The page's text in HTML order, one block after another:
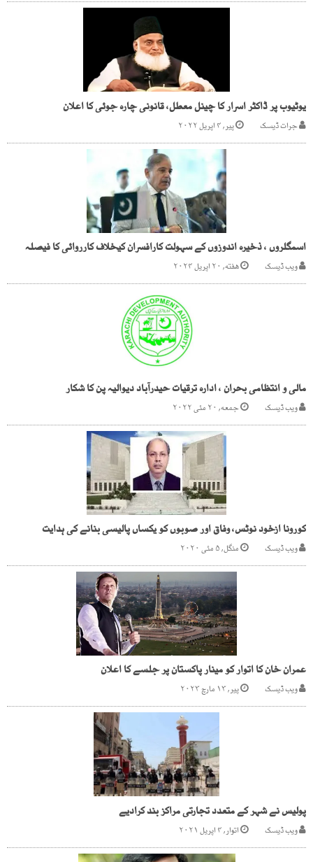
یوٹیوب پر ڈاکٹر اسرار کا چینل معطل، قانونی چارہ جوئی کا اعلان
جرات ڈیسک پیر, ۴ اپریل ۲۰۲۲
اسمگلروں ، ذخیرہ اندوزوں کے سہولت کارافسران کیخلاف کارروائی کا فیصلہ
ویب ڈیسک هفته, ۲۰ اپریل ۲۰۲۴
مالی و انتظامی بحران ، ادارہ ترقیات حیدرآباد دیوالیہ پن کا شکار
ویب ڈیسک جمعه, ۲۰ مئی ۲۰۲۲
کورونا ازخود نوٹس، وفاق اور صوبوں کو یکساں پالیسی بنانے کی ہدایت
ویب ڈیسک منگل, ۵ مئی ۲۰۲۰
عمران خان کا اتوار کو مینار پاکستان پر جلسے کا اعلان
ویب ڈیسک پیر, ۱۳ مارچ ۲۰۲۳
پولیس نے شہر کے متعدد تجارتی مراکز بند کرادیے
ویب ڈیسک اتوار, ۴ اپریل ۲۰۲۱